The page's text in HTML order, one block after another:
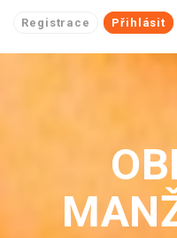
Registrace Přihlásit